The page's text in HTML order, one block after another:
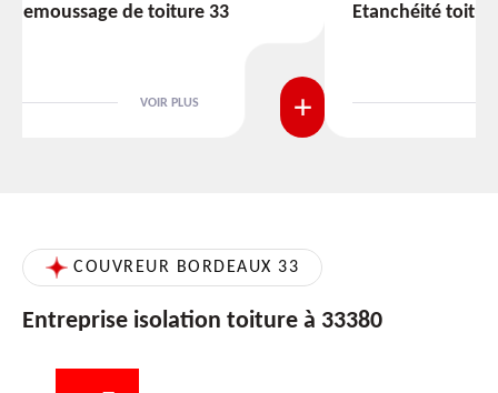
Etanchéité toiture 33
VOIR PLUS
COUVREUR BORDEAUX 33
Entreprise isolation toiture à 33380